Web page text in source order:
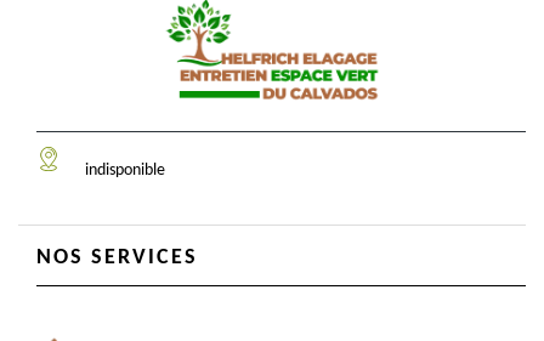
indisponible
NOS SERVICES